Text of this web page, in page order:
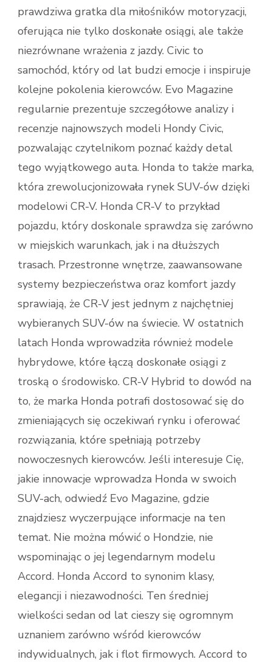
prawdziwa gratka dla miłośników motoryzacji,
oferująca nie tylko doskonałe osiągi, ale także
niezrównane wrażenia z jazdy. Civic to
samochód, który od lat budzi emocje i inspiruje
kolejne pokolenia kierowców. Evo Magazine
regularnie prezentuje szczegółowe analizy i
recenzje najnowszych modeli Hondy Civic,
pozwalając czytelnikom poznać każdy detal
tego wyjątkowego auta. Honda to także marka,
która zrewolucjonizowała rynek SUV-ów dzięki
modelowi CR-V. Honda CR-V to przykład
pojazdu, który doskonale sprawdza się zarówno
w miejskich warunkach, jak i na dłuższych
trasach. Przestronne wnętrze, zaawansowane
systemy bezpieczeństwa oraz komfort jazdy
sprawiają, że CR-V jest jednym z najchętniej
wybieranych SUV-ów na świecie. W ostatnich
latach Honda wprowadziła również modele
hybrydowe, które łączą doskonałe osiągi z
troską o środowisko. CR-V Hybrid to dowód na
to, że marka Honda potrafi dostosować się do
zmieniających się oczekiwań rynku i oferować
rozwiązania, które spełniają potrzeby
nowoczesnych kierowców. Jeśli interesuje Cię,
jakie innowacje wprowadza Honda w swoich
SUV-ach, odwiedź Evo Magazine, gdzie
znajdziesz wyczerpujące informacje na ten
temat. Nie można mówić o Hondzie, nie
wspominając o jej legendarnym modelu
Accord. Honda Accord to synonim klasy,
elegancji i niezawodności. Ten średniej
wielkości sedan od lat cieszy się ogromnym
uznaniem zarówno wśród kierowców
indywidualnych, jak i flot firmowych. Accord to